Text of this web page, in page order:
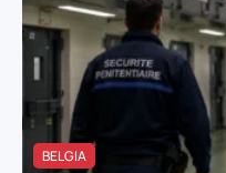
BELGIA